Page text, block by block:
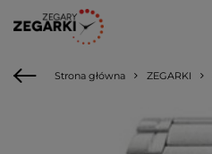
Strona główna ZEGARKI